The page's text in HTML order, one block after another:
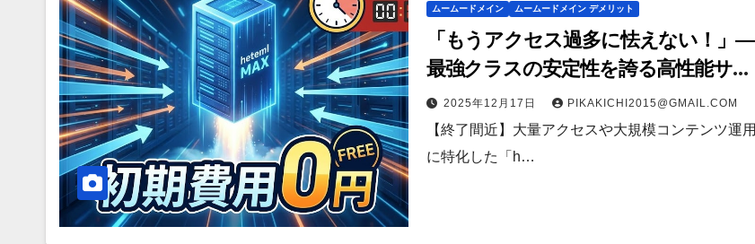
ムームードメイン ムームードメイン デメリット
「もうアクセス過多に怯えない！」—
最強クラスの安定性を誇る高性能サー
バーを初期コストゼロで手に入れる最
後の大チャンス！
2025年12月17日 PIKAKICHI2015@GMAIL.COM
【終了間近】大量アクセスや大規模コンテンツ運用
に特化した「h…